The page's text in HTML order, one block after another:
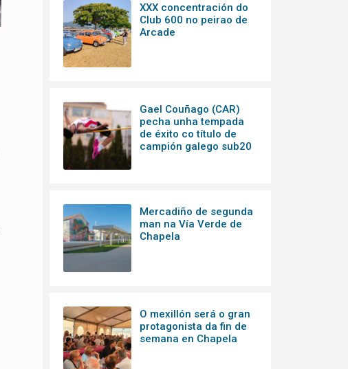
XXX concentración do
Club 600 no peirao de
Arcade
Gael Couñago (CAR)
pecha unha tempada
de éxito co título de
campión galego sub20
Mercadiño de segunda
man na Vía Verde de
Chapela
O mexillón será o gran
protagonista da fin de
semana en Chapela